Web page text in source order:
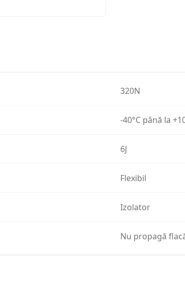
320N
-40°C până la
6J
Flexibil
Izolator
Nu propagă